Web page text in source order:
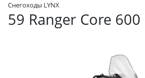
Снегоходы LYNX
59 Ranger Core 600